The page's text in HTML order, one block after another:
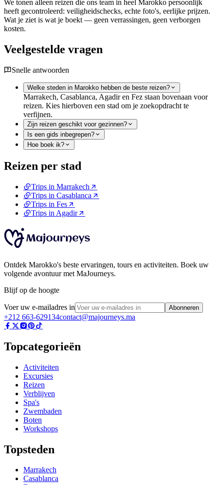
We tonen alleen reizen die ons team in heel Marokko persoonlijk
heeft gecontroleerd: veiligheidschecks, echte foto's, eerlijke prijzen.
Wat je ziet is wat je boekt — geen verrassingen, geen verborgen
kosten.
Veelgestelde vragen
Snelle antwoorden
Welke steden in Marokko hebben de beste reizen?
Marrakech, Casablanca, Agadir en Fez staan bovenaan voor
reizen. Kies hierboven een stad om je zoekopdracht te
verfijnen.
Zijn reizen geschikt voor gezinnen?
Is een gids inbegrepen?
Hoe boek ik?
Reizen per stad
Trips in Marrakech
Trips in Casablanca
Trips in Fes
Trips in Agadir
Ontdek Marokko's beste ervaringen, tours en activiteiten. Boek uw
volgende avontuur met MaJourneys.
Blijf op de hoogte
Voer uw e-mailadres in Abonneren
+212 663-629134contact@majourneys.ma
Topcategorieën
Activiteiten
Excursies
Reizen
Verblijven
Spa's
Zwembaden
Boten
Workshops
Topsteden
Marrakech
Casablanca